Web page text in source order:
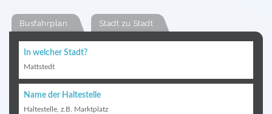
Busfahrplan Stadt zu Stadt
In welcher Stadt?
Mattstedt
Name der Haltestelle
Haltestelle, z.B. Marktplatz